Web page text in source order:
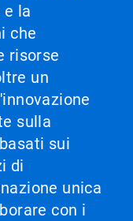
e la
che
risorse
un
sulla
sui
di
unica
con i